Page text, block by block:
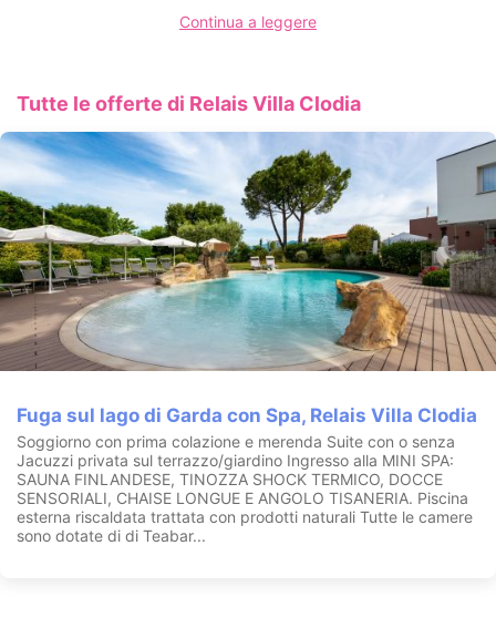
Continua a leggere
Tutte le offerte di Relais Villa Clodia
Fuga sul lago di Garda con Spa, Relais Villa Clodia
Soggiorno con prima colazione e merenda Suite con o senza
Jacuzzi privata sul terrazzo/giardino Ingresso alla MINI SPA:
SAUNA FINLANDESE, TINOZZA SHOCK TERMICO, DOCCE
SENSORIALI, CHAISE LONGUE E ANGOLO TISANERIA. Piscina
esterna riscaldata trattata con prodotti naturali Tutte le camere
sono dotate di di Teabar...